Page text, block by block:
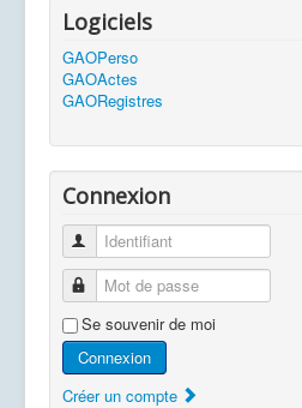
Logiciels
GAOPerso
GAOActes
GAORegistres
Connexion
Identifiant
Mot de passe
Se souvenir de moi
Connexion
Créer un compte